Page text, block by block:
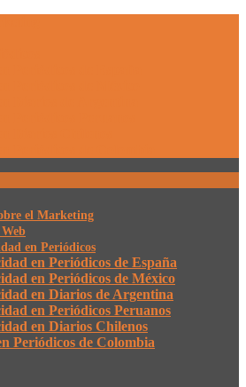
el Marketing
en Periódicos
en Periódicos de España
en Periódicos de México
en Diarios de Argentina
en Periódicos Peruanos
en Diarios Chilenos
Periódicos de Colombia